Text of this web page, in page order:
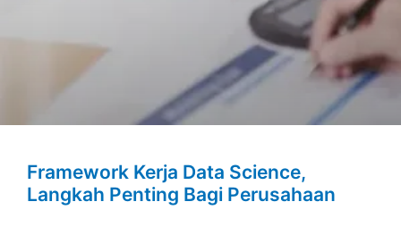
Framework Kerja Data Science,
Langkah Penting Bagi Perusahaan